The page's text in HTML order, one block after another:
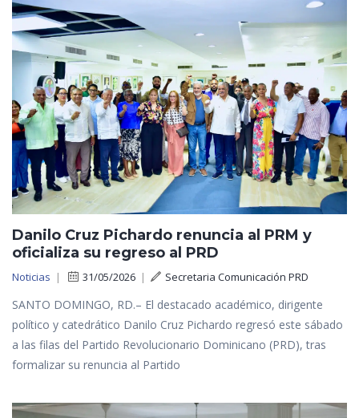
Danilo Cruz Pichardo renuncia al PRM y
oficializa su regreso al PRD
Noticias | 31/05/2026 | Secretaria Comunicación PRD
SANTO DOMINGO, RD.– El destacado académico, dirigente
político y catedrático Danilo Cruz Pichardo regresó este sábado
a las filas del Partido Revolucionario Dominicano (PRD), tras
formalizar su renuncia al Partido